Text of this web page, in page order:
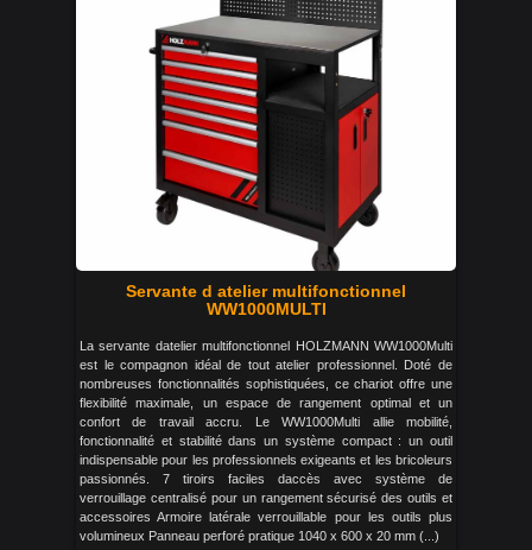
Servante d atelier multifonctionnel
WW1000MULTI
La servante datelier multifonctionnel HOLZMANN WW1000Multi
est le compagnon idéal de tout atelier professionnel. Doté de
nombreuses fonctionnalités sophistiquées, ce chariot offre une
flexibilité maximale, un espace de rangement optimal et un
confort de travail accru. Le WW1000Multi allie mobilité,
fonctionnalité et stabilité dans un système compact : un outil
indispensable pour les professionnels exigeants et les bricoleurs
passionnés. 7 tiroirs faciles daccès avec système de
verrouillage centralisé pour un rangement sécurisé des outils et
accessoires Armoire latérale verrouillable pour les outils plus
volumineux Panneau perforé pratique 1040 x 600 x 20 mm (...)